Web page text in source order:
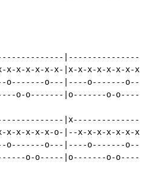
x-x-x-x-x-x-|x-x-x-x-x-x-x-x-
o-------o---|----o-------
o-o-------|o-------o-
x-x-x-x-x-o-|--x-x-x-x-x-x-x-
o-------o---|----o-------
o-o-----|o-------o-